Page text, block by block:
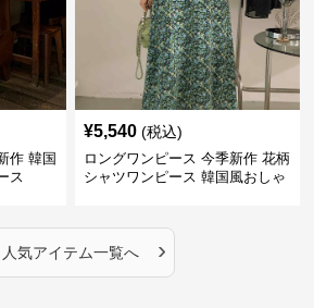
作 韓国
ス
¥5,540 (税込)
ロングワンピース 今季新作 花柄
シャツワンピース 韓国風おしゃ
人気アイテム一覧へ ›